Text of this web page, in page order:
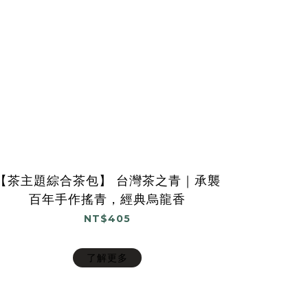
茶主題綜合茶包】 台灣茶之青｜承襲
百年手作搖青，經典烏龍香
NT$405
了解更多